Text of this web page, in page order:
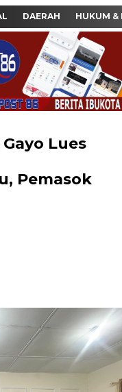
DAERAH HUKUM &
Lues
Pemasok